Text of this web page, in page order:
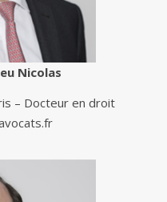
Nicolas
– Docteur en droit